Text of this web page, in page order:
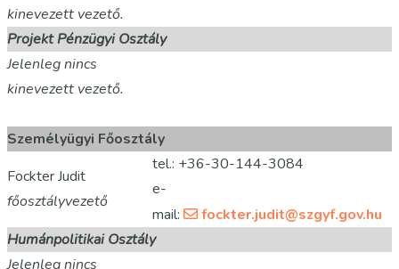
kinevezett vezető.
Projekt Pénzügyi Osztály
Jelenleg nincs
kinevezett vezető.
Személyügyi Főosztály
Fockter Judit
főosztályvezető
tel.: +36-30-144-3084
e-
mail:
fockter.judit@szgyf.gov.hu
Humánpolitikai Osztály
Jelenleg nincs